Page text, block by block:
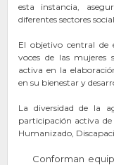
esta instancia,
diferentes sectores
El objetivo central de
voces de las mujeres
activa en la
en su bienestar y
La diversidad de la
participación activa de
Humanizado,
Conforman